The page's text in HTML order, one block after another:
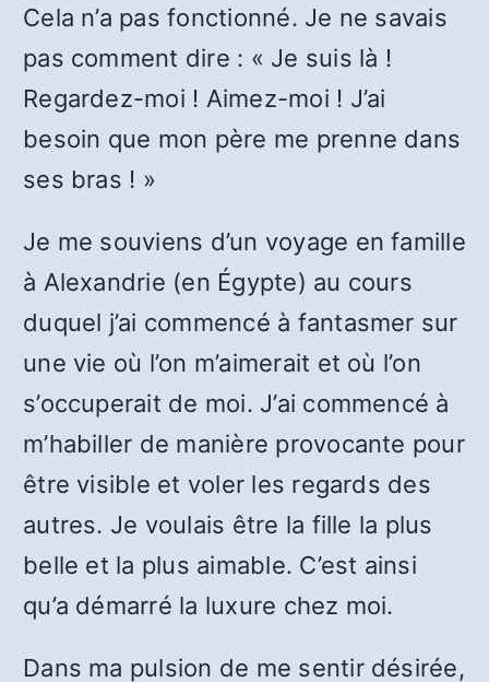
Cela n’a pas fonctionné. Je ne savais
pas comment dire : « Je suis là !
Regardez-moi ! Aimez-moi ! J’ai
besoin que mon père me prenne dans
ses bras ! »
Je me souviens d’un voyage en famille
à Alexandrie (en Égypte) au cours
duquel j’ai commencé à fantasmer sur
une vie où l’on m’aimerait et où l’on
s’occuperait de moi. J’ai commencé à
m’habiller de manière provocante pour
être visible et voler les regards des
autres. Je voulais être la fille la plus
belle et la plus aimable. C’est ainsi
qu’a démarré la luxure chez moi.
Dans ma pulsion de me sentir désirée,